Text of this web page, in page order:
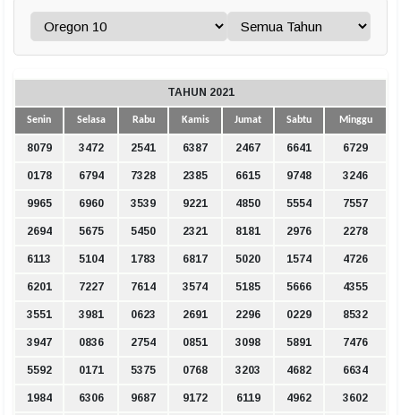
TAHUN 2021
Senin Selasa Rabu Kamis Jumat Sabtu Minggu
8079 3472 2541 6387 2467 6641 6729
0178 6794 7328 2385 6615 9748 3246
9965 6960 3539 9221 4850 5554 7557
2694 5675 5450 2321 8181 2976 2278
6113 5104 1783 6817 5020 1574 4726
6201 7227 7614 3574 5185 5666 4355
3551 3981 0623 2691 2296 0229 8532
3947 0836 2754 0851 3098 5891 7476
5592 0171 5375 0768 3203 4682 6634
1984 6306 9687 9172 6119 4962 3602